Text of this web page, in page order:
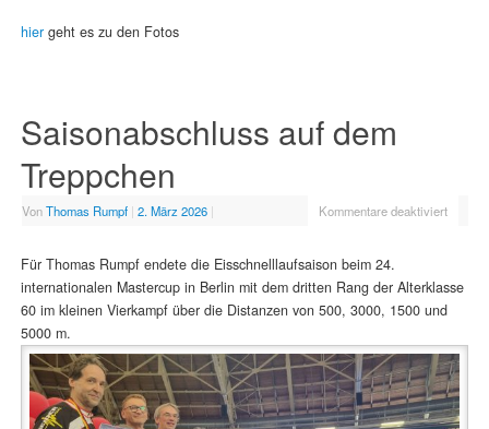
hiergeht es zu den Fotos
Saisonabschluss auf dem
Treppchen
VonThomas Rumpf | 2. März 2026 | Kommentare deaktiviert
Für Thomas Rumpf endete die Eisschnelllaufsaison beim 24.
internationalen Mastercup in Berlin mit dem dritten Rang der Alterklasse
60 im kleinen Vierkampf über die Distanzen von 500, 3000, 1500 und
5000 m.